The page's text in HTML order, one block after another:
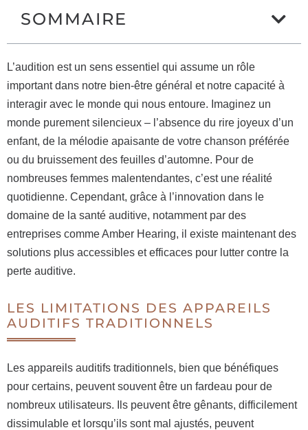
SOMMAIRE
L’audition est un sens essentiel qui assume un rôle
important dans notre bien-être général et notre capacité à
interagir avec le monde qui nous entoure. Imaginez un
monde purement silencieux – l’absence du rire joyeux d’un
enfant, de la mélodie apaisante de votre chanson préférée
ou du bruissement des feuilles d’automne. Pour de
nombreuses femmes malentendantes, c’est une réalité
quotidienne. Cependant, grâce à l’innovation dans le
domaine de la santé auditive, notamment par des
entreprises comme Amber Hearing, il existe maintenant des
solutions plus accessibles et efficaces pour lutter contre la
perte auditive.
LES LIMITATIONS DES APPAREILS
AUDITIFS TRADITIONNELS
Les appareils auditifs traditionnels, bien que bénéfiques
pour certains, peuvent souvent être un fardeau pour de
nombreux utilisateurs. Ils peuvent être gênants, difficilement
dissimulable et lorsqu’ils sont mal ajustés, peuvent